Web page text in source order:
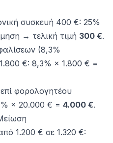
συσκευή 400 €: 25%
→ τελική τιμή 300 €.
(8,3%
€: 8,3% × 1.800 € =
φορολογητέου
× 20.000 € = 4.000 €.
1.200 € σε 1.320 €: